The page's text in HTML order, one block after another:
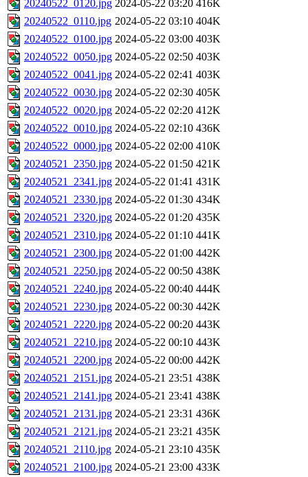
20240522_0120.jpg 2024-05-22 03:20 416K
20240522_0110.jpg 2024-05-22 03:10 404K
20240522_0100.jpg 2024-05-22 03:00 403K
20240522_0050.jpg 2024-05-22 02:50 403K
20240522_0041.jpg 2024-05-22 02:41 403K
20240522_0030.jpg 2024-05-22 02:30 405K
20240522_0020.jpg 2024-05-22 02:20 412K
20240522_0010.jpg 2024-05-22 02:10 436K
20240522_0000.jpg 2024-05-22 02:00 410K
20240521_2350.jpg 2024-05-22 01:50 421K
20240521_2341.jpg 2024-05-22 01:41 431K
20240521_2330.jpg 2024-05-22 01:30 434K
20240521_2320.jpg 2024-05-22 01:20 435K
20240521_2310.jpg 2024-05-22 01:10 441K
20240521_2300.jpg 2024-05-22 01:00 442K
20240521_2250.jpg 2024-05-22 00:50 438K
20240521_2240.jpg 2024-05-22 00:40 444K
20240521_2230.jpg 2024-05-22 00:30 442K
20240521_2220.jpg 2024-05-22 00:20 443K
20240521_2210.jpg 2024-05-22 00:10 443K
20240521_2200.jpg 2024-05-22 00:00 442K
20240521_2151.jpg 2024-05-21 23:51 438K
20240521_2141.jpg 2024-05-21 23:41 438K
20240521_2131.jpg 2024-05-21 23:31 436K
20240521_2121.jpg 2024-05-21 23:21 435K
20240521_2110.jpg 2024-05-21 23:10 435K
20240521_2100.jpg 2024-05-21 23:00 433K